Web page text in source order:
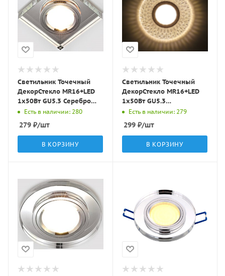
Светильник Точечный
ДекорСтекло MR16+LED
1х50Вт GU5.3 Серебро
90х90х20мм IP20 D0001L
Есть в наличии: 280
279 ₽/шт
В КОРЗИНУ
Светильник Точечный
ДекорСтекло MR16+LED
1х50Вт GU5.3
Прозрачный D115х25мм
IP20 K1649 LBT
Есть в наличии: 279
299 ₽/шт
В КОРЗИНУ